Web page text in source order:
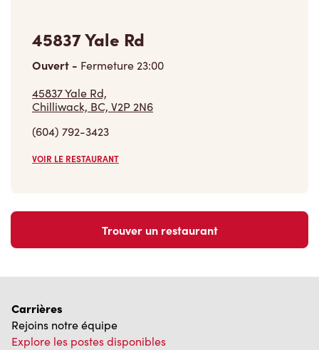
45837 Yale Rd
Ouvert - Fermeture23:00
45837 Yale Rd,
Chilliwack, BC, V2P 2N6
(604) 792-3423
VOIR LE RESTAURANT
Trouver un restaurant
Carrières
Rejoins notre équipe
Explore les postes disponibles